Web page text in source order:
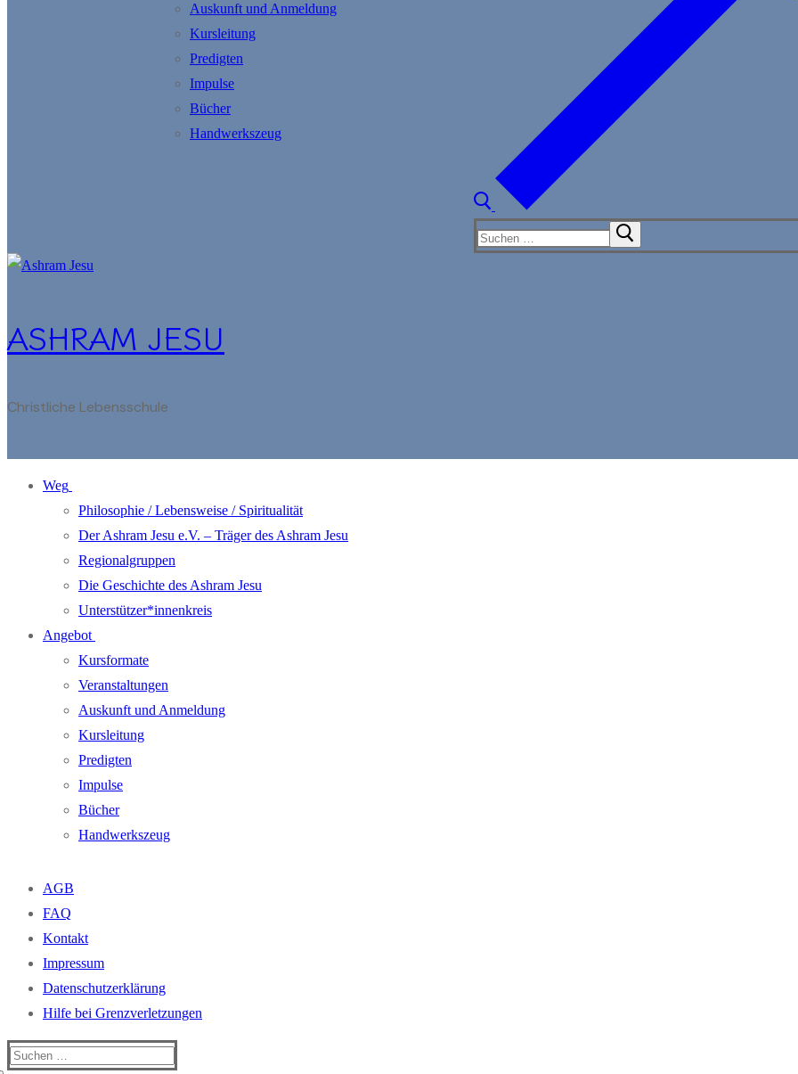
Auskunft und Anmeldung
Kursleitung
Predigten
Impulse
Bücher
Handwerkszeug
Suchen
nach:
ASHRAM JESU
Christliche Lebensschule
Weg
Philosophie / Lebensweise / Spiritualität
Der Ashram Jesu e.V. – Träger des Ashram Jesu
Regionalgruppen
Die Geschichte des Ashram Jesu
Unterstützer*innenkreis
Angebot
Kursformate
Veranstaltungen
Auskunft und Anmeldung
Kursleitung
Predigten
Impulse
Bücher
Handwerkszeug
AGB
FAQ
Kontakt
Impressum
Datenschutzerklärung
Hilfe bei Grenzverletzungen
Suchen